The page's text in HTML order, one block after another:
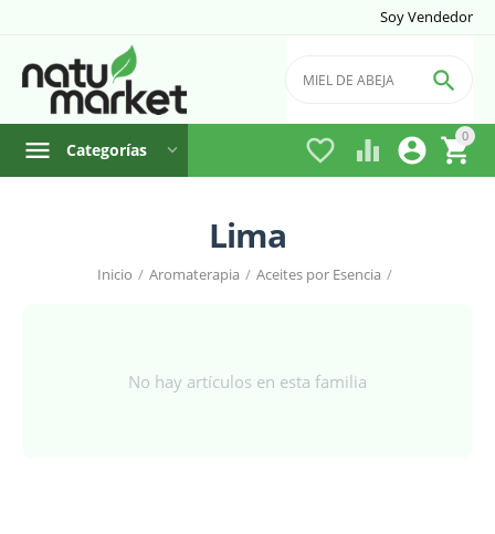
Soy Vendedor
0


 

Categorías
Lima
Inicio / Aromaterapia / Aceites por Esencia /
No hay artículos en esta familia